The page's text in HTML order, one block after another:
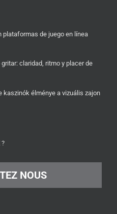
plataformas de juego en línea
claridad, ritmo y placer de
kaszinók élménye a vizuális zajon
?
NOUS